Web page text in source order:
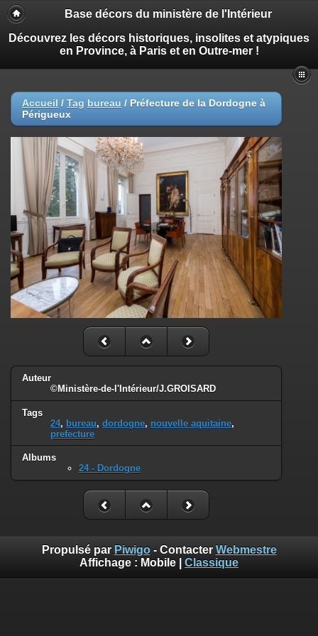
Base décors du ministère de l'Intérieur
Découvrez les décors historiques, insolites et atypiques
en Province, à Paris et en Outre-mer !
Accueil / Tag bureau / Préfecture de la Dordogne à
Périgueux
Auteur
©Ministère-de-l'Intérieur/J.GROISARD
Tags
24, bureau, dordogne, nouvelle aquitaine,
prefecture
Albums
24 - Dordogne
Propulsé par Piwigo- Contacter Webmestre
Affichage : Mobile Classique